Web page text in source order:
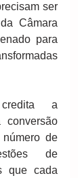
ser
Câmara
para
a
de
de
que cada